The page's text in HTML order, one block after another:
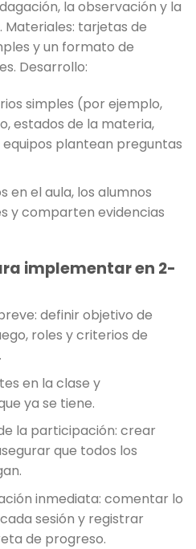
la observación y la
tarjetas de
y un formato de
Desarrollo:
simples (por ejemplo,
estados de la materia,
equipos plantean preguntas
en el aula, los alumnos
y comparten evidencias
implementar en 2-
definir objetivo de
roles y criterios de
en la clase y
ya se tiene.
la participación: crear
que todos los
inmediata: comentar lo
sesión y registrar
de progreso.